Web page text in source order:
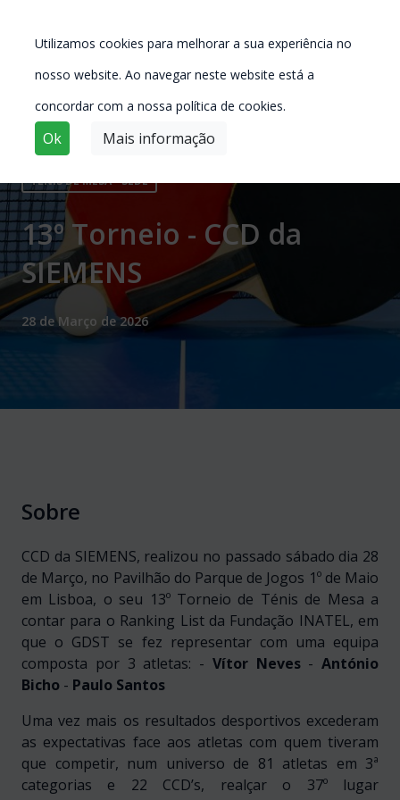
Utilizamos cookies para melhorar a sua experiência no
nosso website. Ao navegar neste website está a
concordar com a nossa política de cookies.
Ok Mais informação
TÉNIS DE MESA - SEDE
13º Torneio - CCD da
SIEMENS
28 de Março de 2026
Sobre
CCD da SIEMENS, realizou no passado sábado dia 28
de Março, no Pavilhão do Parque de Jogos 1º de Maio
em Lisboa, o seu 13º Torneio de Ténis de Mesa a
contar para o Ranking List da Fundação INATEL, em
que o GDST se fez representar com uma equipa
composta por 3 atletas: - Vítor Neves- António
Bicho - Paulo Santos
Uma vez mais os resultados desportivos excederam
as expectativas face aos atletas com quem tiveram
que competir, num universo de 81 atletas em 3ª
categorias e 22 CCD’s, realçar o 37º lugar